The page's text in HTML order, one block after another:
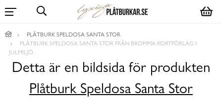
PLÅTBURK SPELDOSA SANTA STOR
PLÅTBURK SPELDOSA SANTA STOR FRÅN BROMMA KORTFÖRLAG I
JULMILJÖ
Detta är en bildsida för produkten
Plåtburk Speldosa Santa Stor